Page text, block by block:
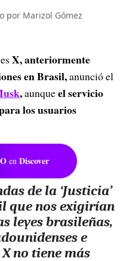
plataformas en las
de piezas mult...
por Marizol Gómez
X, anteriormente
en Brasil,anunció el
,aunqueel servicio
los usuarios
en Discover
de la ‘Justicia’
que nos exigirían
leyes brasileñas,
e
X no tiene más